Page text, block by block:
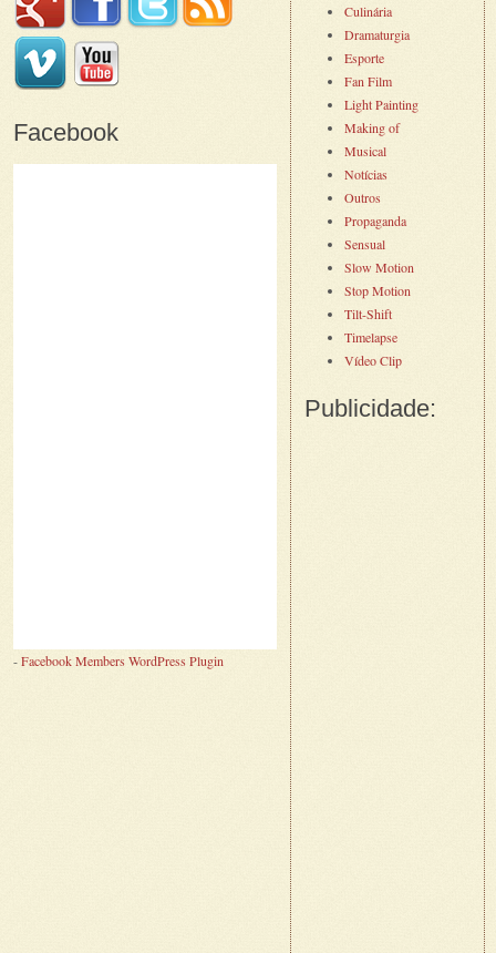
Facebook
-Facebook Members WordPress Plugin
Culinária
Dramaturgia
Esporte
Fan Film
Light Painting
Making of
Musical
Notícias
Outros
Propaganda
Sensual
Slow Motion
Stop Motion
Tilt-Shift
Timelapse
Vídeo Clip
Publicidade: